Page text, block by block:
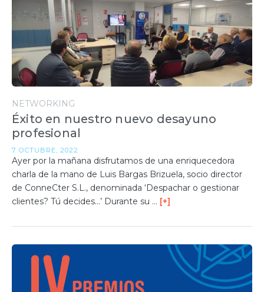
NETWORKING
Éxito en nuestro nuevo desayuno
profesional
7 OCTUBRE, 2022
Ayer por la mañana disfrutamos de una enriquecedora
charla de la mano de Luis Bargas Brizuela, socio director
de ConneCter S.L., denominada ‘Despachar o gestionar
clientes? Tú decides…’ Durante su … [+]